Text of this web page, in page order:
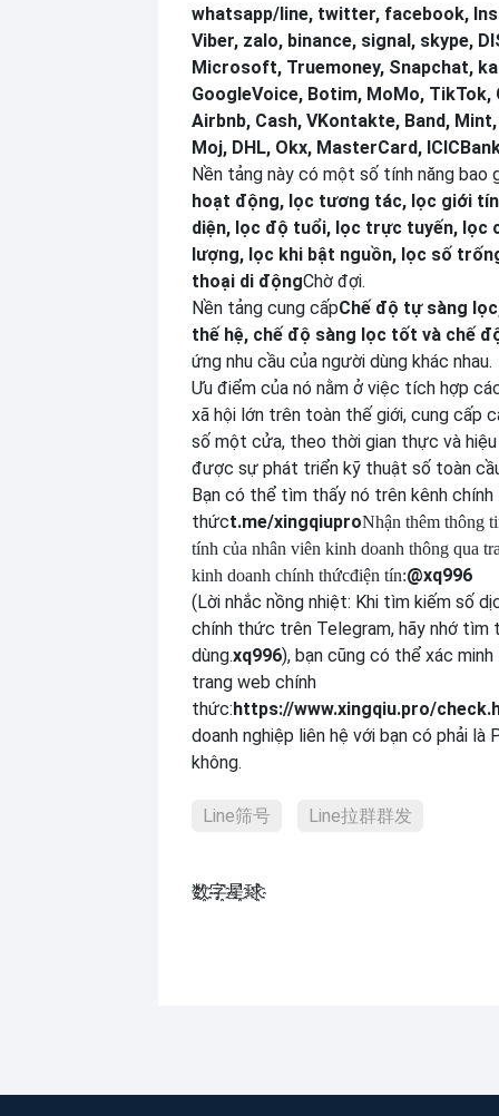
whatsapp/line, twitter, facebook,
Viber, zalo, binance, signal, skype,
Microsoft, Truemoney, Snapchat,
GoogleVoice, Botim, MoMo, TikTok,
Airbnb, Cash, VKontakte, Band,
Moj, DHL, Okx, MasterCard,
Nền tảng này có một số tính năng bao
hoạt động, lọc tương tác, lọc giới
diện, lọc độ tuổi, lọc trực tuyến, lọc
lượng, lọc khi bật nguồn, lọc số
thoại di độngChờ đợi.
Nền tảng cung cấpChế độ tự sàng
thế hệ, chế độ sàng lọc tốt và chế
ứng nhu cầu của người dùng khác nhau.
Ưu điểm của nó nằm ở việc tích hợp
xã hội lớn trên toàn thế giới, cung cấp
số một cửa, theo thời gian thực và
được sự phát triển kỹ thuật số toàn
Bạn có thể tìm thấy nó trên kênh chính
thứct.me/xingqiuproNhận thêm thông
tính của nhân viên kinh doanh thông qua
kinh doanh chính thứcđiện tín:@xq996
(Lời nhắc nồng nhiệt: Khi tìm kiếm số
chính thức trên Telegram, hãy nhớ tìm
dùng.xq996), bạn cũng có thể xác minh
trang web chính
thức:https://www.xingqiu.pro/
doanh nghiệp liên hệ với bạn có phải là
không.
Line筛号 Line拉群群发
数҈字҈星҈球҈͏